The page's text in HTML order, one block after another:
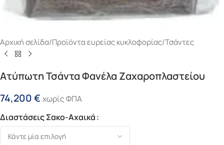
Αρχική σελίδα/Προϊόντα ευρείας κυκλοφορίας/Τσάντες
Ατύπωτη Τσάντα Φανέλα Ζαχαροπλαστείου
74,200€ χωρίς ΦΠΑ
Διαστάσεις Σακο-Αχαικά